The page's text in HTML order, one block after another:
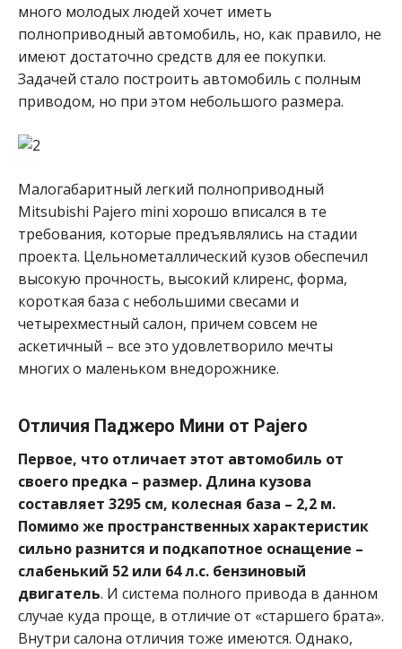
много молодых людей хочет иметь
полноприводный автомобиль, но, как правило, не
имеют достаточно средств для ее покупки.
Задачей стало построить автомобиль с полным
приводом, но при этом небольшого размера.
Малогабаритный легкий полноприводный
Mitsubishi Pajero mini хорошо вписался в те
требования, которые предъявлялись на стадии
проекта. Цельнометаллический кузов обеспечил
высокую прочность, высокий клиренс, форма,
короткая база с небольшими свесами и
четырехместный салон, причем совсем не
аскетичный – все это удовлетворило мечты
многих о маленьком внедорожнике.
Отличия Паджеро Мини от Pajero
Первое, что отличает этот автомобиль от
своего предка – размер. Длина кузова
составляет 3295 см, колесная база – 2,2 м.
Помимо же пространственных характеристик
сильно разнится и подкапотное оснащение –
слабенький 52 или 64 л.с. бензиновый
двигатель. И система полного привода в данном
случае куда проще, в отличие от «старшего брата».
Внутри салона отличия тоже имеются. Однако,